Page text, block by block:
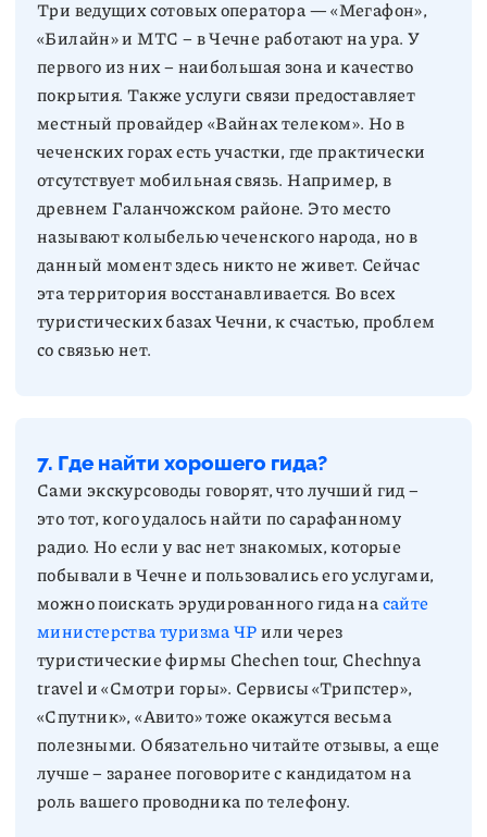
Три ведущих сотовых оператора — «Мегафон»,
«Билайн» и МТС – в Чечне работают на ура. У
первого из них – наибольшая зона и качество
покрытия. Также услуги связи предоставляет
местный провайдер «Вайнах телеком». Но в
чеченских горах есть участки, где практически
отсутствует мобильная связь. Например, в
древнем Галанчожском районе. Это место
называют колыбелью чеченского народа, но в
данный момент здесь никто не живет. Сейчас
эта территория восстанавливается. Во всех
туристических базах Чечни, к счастью, проблем
со связью нет.
7. Где найти хорошего гида?
Сами экскурсоводы говорят, что лучший гид –
это тот, кого удалось найти по сарафанному
радио. Но если у вас нет знакомых, которые
побывали в Чечне и пользовались его услугами,
можно поискать эрудированного гида насайте
министерства туризма ЧРили через
туристические фирмы Chechen tour, Chechnya
travel и «Смотри горы». Сервисы «Трипстер»,
«Спутник», «Авито» тоже окажутся весьма
полезными. Обязательно читайте отзывы, а еще
лучше – заранее поговорите с кандидатом на
роль вашего проводника по телефону.